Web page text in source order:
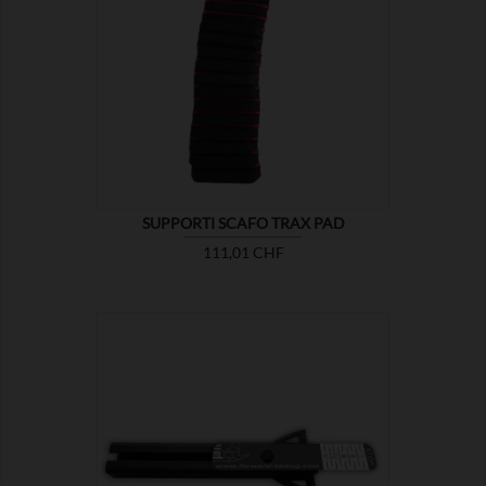
SUPPORTI SCAFO TRAX PAD
Prezzo
111,01 CHF
